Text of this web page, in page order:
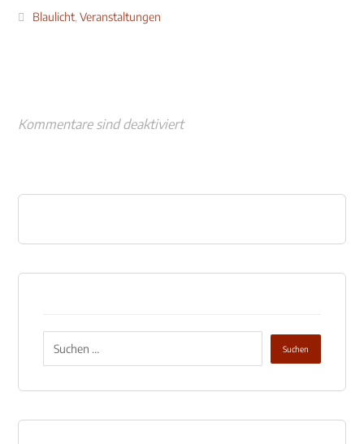
Blaulicht,Veranstaltungen
Kommentare sind deaktiviert